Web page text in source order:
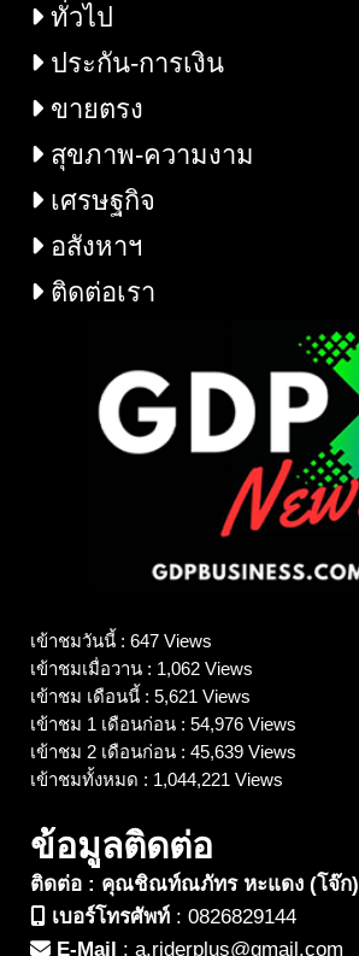
ทั่วไป
ประกัน-การเงิน
ขายตรง
สุขภาพ-ความงาม
เศรษฐกิจ
อสังหาฯ
ติดต่อเรา
เข้าชมวันนี้ : 647 Views
เข้าชมเมื่อวาน : 1,062 Views
เข้าชม เดือนนี้ : 5,621 Views
เข้าชม 1 เดือนก่อน : 54,976 Views
เข้าชม 2 เดือนก่อน : 45,639 Views
เข้าชมทั้งหมด : 1,044,221 Views
ข้อมูลติดต่อ
ติดต่อ : คุณชิณท์ณภัทร หะแดง (โจ๊ก)
เบอร์โทรศัพท์ : 0826829144
E-Mail
: a.riderplus@gmail.com